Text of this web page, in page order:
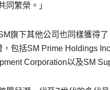
同繁榮。」
旗下其他公司也同樣獲得
，包括SM Prime Holdings
Corporation以及SM